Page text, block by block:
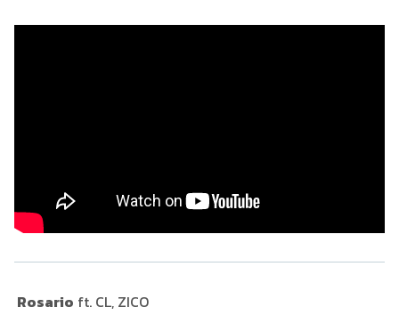
Rosario ft. CL, ZICO